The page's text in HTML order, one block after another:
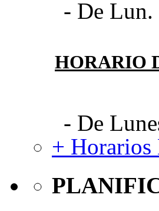
- De Lun.
HORARIO
- De
+